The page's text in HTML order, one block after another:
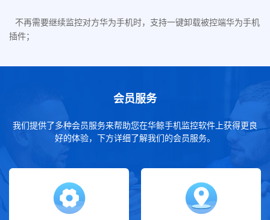
不再需要继续监控对方华为手机时，支持一键卸载被控端华为手机
插件；
会员服务
我们提供了多种会员服务来帮助您在华鲸手机监控软件上获得更良
好的体验，下方详细了解我们的会员服务。